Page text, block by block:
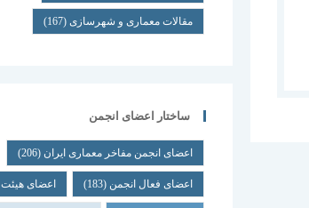
مقالات معماری و شهرسازی(167)
ساختار اعضای انجمن
اعضای انجمن مفاخر معماری ایران (206)
اعضای فعال انجمن (183) اعضای هیئت